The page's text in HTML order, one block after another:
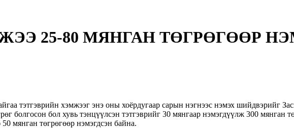
25-80 МЯНГАН ТӨГРӨГӨӨР
тэтгэврийн хэмжээг энэ оны хоёрдугаар сарын нэгнээс нэмэх шийдвэрийг
болгосон бол хувь тэнцүүлсэн тэтгэврийг 30 мянгаар нэмэгдүүлж 300 мянган
мянган төгрөгөөр нэмэгдсэн байна.